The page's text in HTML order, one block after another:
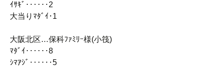
ｲｻｷﾞ‥‥‥2
大当りﾏﾀﾞｲ･1
大阪北区…保科ﾌｧﾐﾘｰ様(小筏)
ﾏﾀﾞｲ‥‥‥8
ｼﾏｱｼﾞ‥‥‥5